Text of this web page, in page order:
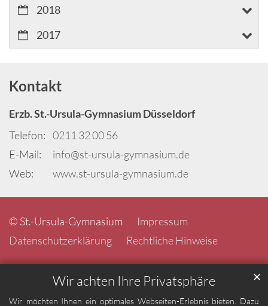
Wir achten Ihre Privatsphäre
Wir möchten Ihnen ein optimales Webseiten-Erlebnis bieten. Dazu
✕
2018
2017
Kontakt
Erzb. St.-Ursula-Gymnasium Düsseldorf
Telefon: 0211 32 00 56
E-Mail:
info@st-ursula-gymnasium.de
Web:
www.st-ursula-gymnasium.de
© St.-Ursula-Gymnasium
Impressum
Datenschutzerklärung
Rechtliche Hinweise